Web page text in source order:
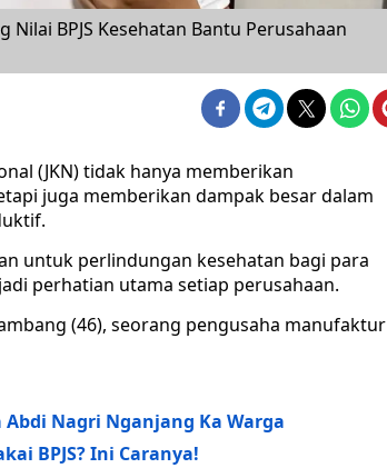
BPJS Kesehatan Bantu Perusahaan
(JKN) tidak hanya memberikan
juga memberikan dampak besar dalam
untuk perlindungan kesehatan bagi para
perhatian utama setiap perusahaan.
(46), seorang pengusaha manufaktur
Nagri Nganjang Ka Warga
BPJS? Ini Caranya!